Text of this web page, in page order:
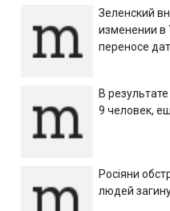
Зеленский
изменении в
переносе
В
9 человек,
Росіяни
людей